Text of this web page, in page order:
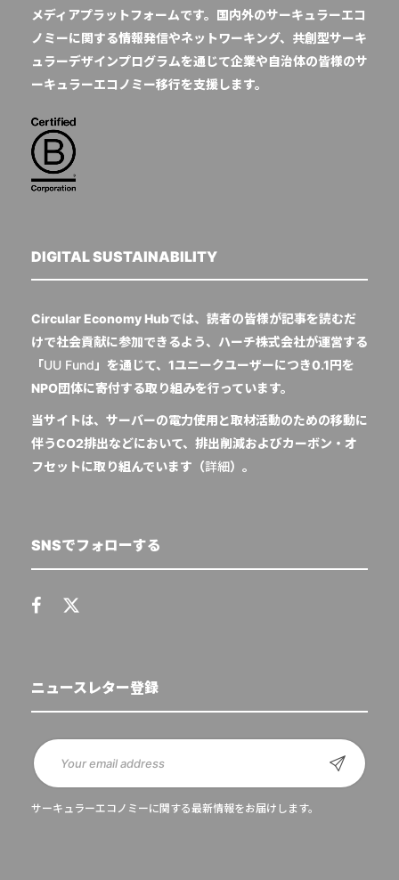
メディアプラットフォームです。国内外のサーキュラーエコ
ノミーに関する情報発信やネットワーキング、共創型サーキ
ュラーデザインプログラムを通じて企業や自治体の皆様のサ
ーキュラーエコノミー移行を支援します。
DIGITAL SUSTAINABILITY
Circular Economy Hubでは、読者の皆様が記事を読むだ
けで社会貢献に参加できるよう、ハーチ株式会社が運営する
「UU Fund 」を通じて、1ユニークユーザーにつき0.1円を
NPO団体に寄付する取り組みを行っています。
当サイトは、サーバーの電力使用と取材活動のための移動に
伴うCO2排出などにおいて、排出削減およびカーボン・オ
フセットに取り組んでいます（詳細）。
SNSでフォローする
ニュースレター登録
サーキュラーエコノミーに関する最新情報をお届けします。